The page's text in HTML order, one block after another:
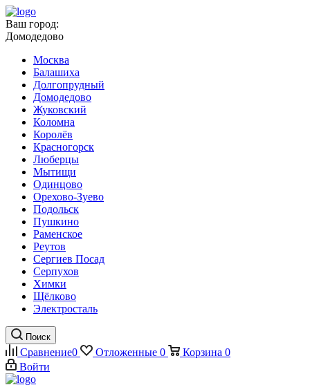
Ваш город:
Домодедово
Москва
Балашиха
Долгопрудный
Домодедово
Жуковский
Коломна
Королёв
Красногорск
Люберцы
Мытищи
Одинцово
Орехово-Зуево
Подольск
Пушкино
Раменское
Реутов
Сергиев Посад
Серпухов
Химки
Щёлково
Электросталь
Поиск
Сравнение0 Отложенные 0 Корзина 0
Войти